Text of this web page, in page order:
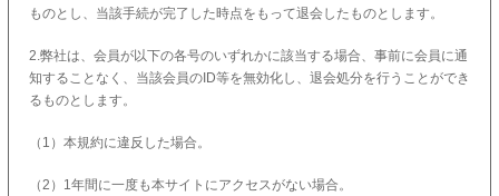
ものとし、当該手続が完了した時点をもって退会したものとします。
2.弊社は、会員が以下の各号のいずれかに該当する場合、事前に会員に通
知することなく、当該会員のID等を無効化し、退会処分を行うことができ
るものとします。
（1）本規約に違反した場合。
（2）1年間に一度も本サイトにアクセスがない場合。